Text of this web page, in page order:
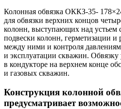
Колонная обвязка ОККЗ-35-
для обвязки верхних концов
колонн, выступающих над устьем
подвески колонн, герметизации и
между ними и контроля
и эксплуатации скважин. Обвязку
в кондукторе на верхнем конце
и газовых скважин.
Конструкция колонной
предусматривает